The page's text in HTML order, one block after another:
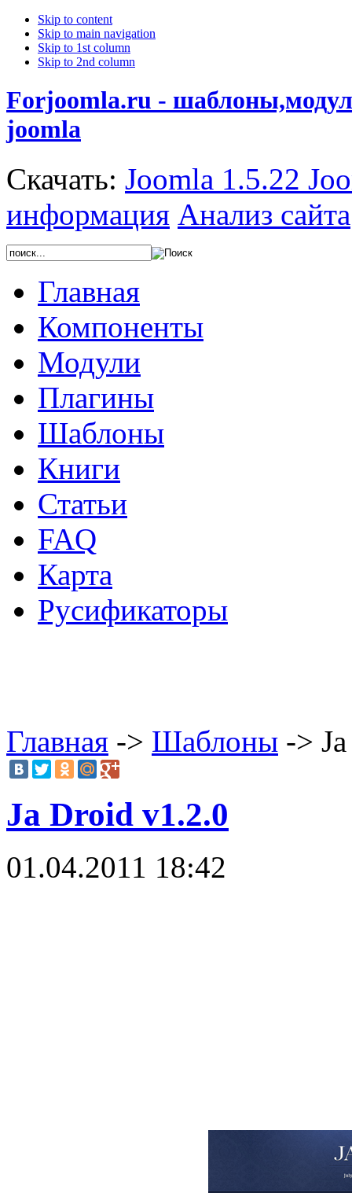
Skip to content
Skip to main navigation
Skip to 1st column
Skip to 2nd column
Forjoomla.ru -
joomla
Скачать: Joomla 1.5.22
информация Анализ сайта
Главная
Компоненты
Модули
Плагины
Шаблоны
Книги
Статьи
FAQ
Карта
Русификаторы
Главная -> Шаблоны ->
Ja Droid v1.2.0
01.04.2011 18:42